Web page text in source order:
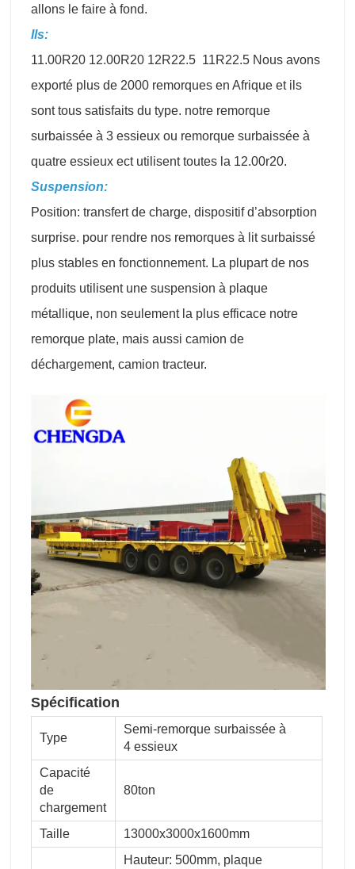
allons le faire à fond.
Ils:
11.00R20 12.00R20 12R22.5 11R22.5 Nous avons
exporté plus de 2000 remorques en Afrique et ils
sont tous satisfaits du type. notre remorque
surbaissée à 3 essieux ou remorque surbaissée à
quatre essieux ect utilisent toutes la 12.00r20.
Suspension:
Position: transfert de charge, dispositif d’absorption
surprise. pour rendre nos remorques à lit surbaissé
plus stables en fonctionnement. La plupart de nos
produits utilisent une suspension à plaque
métallique, non seulement la plus efficace notre
remorque plate, mais aussi camion de
déchargement, camion tracteur.
Spécification
Type
Semi-remorque surbaissée à
4 essieux
Capacité
de
chargement
80ton
Taille 13000x3000x1600mm
Hauteur: 500mm, plaque